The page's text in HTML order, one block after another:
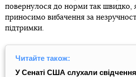
повернулося до норми так швидко,
приносимо вибачення за
підтримки.
Читайте також:
У Сенаті США слухали